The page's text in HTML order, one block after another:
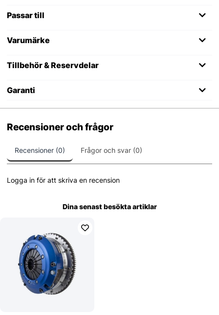
Passar till
Varumärke
Tillbehör & Reservdelar
Garanti
Recensioner och frågor
Recensioner (0) Frågor och svar (0)
Logga in för att skriva en recension
Dina senast besökta artiklar